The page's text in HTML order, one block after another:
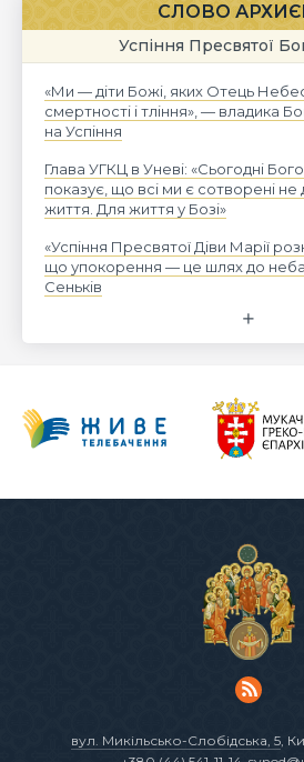
СЛОВО
Успіння Пресвятої
«Ми — діти Божі, яких Отець
смертності і тління», — владика
на Успіння
Глава УГКЦ в Уневі: «Сьогодні
показує, що всі ми є сотворені
життя. Для життя у Бозі»
«Успіння Пресвятої Діви Марії
що упокорення — це шлях до
Сеньків
вул. Микільсько-Слобідська, 5,